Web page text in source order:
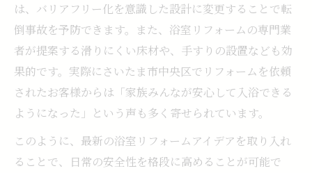
は、バリアフリー化を意識した設計に変更することで転
倒事故を予防できます。また、浴室リフォームの専門業
者が提案する滑りにくい床材や、手すりの設置なども効
果的です。実際にさいたま市中央区でリフォームを依頼
されたお客様からは「家族みんなが安心して入浴できる
ようになった」という声も多く寄せられています。
このように、最新の浴室リフォームアイデアを取り入れ
ることで、日常の安全性を格段に高めることが可能で